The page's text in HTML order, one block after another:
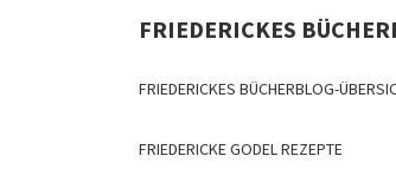
FRIEDERICKES
FRIEDERICKES BÜCHERBLOG-
FRIEDERICKE GODEL REZEPTE